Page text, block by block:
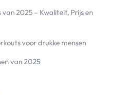
van 2025 – Kwaliteit, Prijs en
voor drukke mensen
van 2025